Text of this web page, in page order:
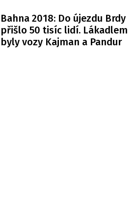
Bahna 2018: Do újezdu Brdy
přišlo 50 tisíc lidí. Lákadlem
byly vozy Kajman a Pandur